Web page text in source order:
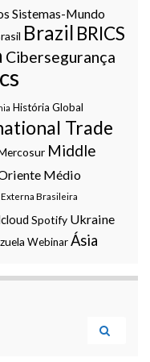
Sistemas-Mundo
Brazil BRICS
Cibersegurança
História Global
Trade
Middle
Médio
Brasileira
Spotify Ukraine
WebinarÁsia